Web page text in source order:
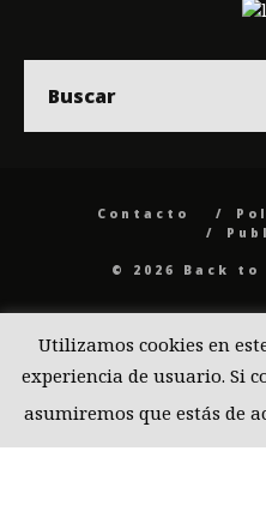
Contacto
© 2026 Back
Utilizamos cookies en
experiencia de usuario. Si
asumiremos que estás de